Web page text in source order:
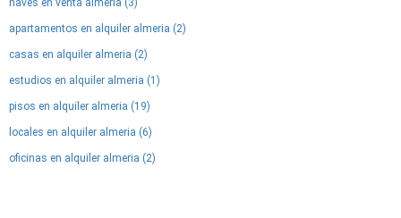
naves en venta almeria (3)
apartamentos en alquiler almeria (2)
casas en alquiler almeria (2)
estudios en alquiler almeria (1)
pisos en alquiler almeria (19)
locales en alquiler almeria (6)
oficinas en alquiler almeria (2)